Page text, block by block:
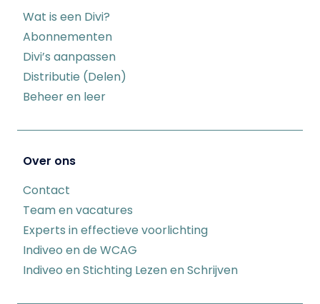
Wat is een Divi?
Abonnementen
Divi’s aanpassen
Distributie (Delen)
Beheer en leer
Over ons
Contact
Team en vacatures
Experts in effectieve voorlichting
Indiveo en de WCAG
Indiveo en Stichting Lezen en Schrijven